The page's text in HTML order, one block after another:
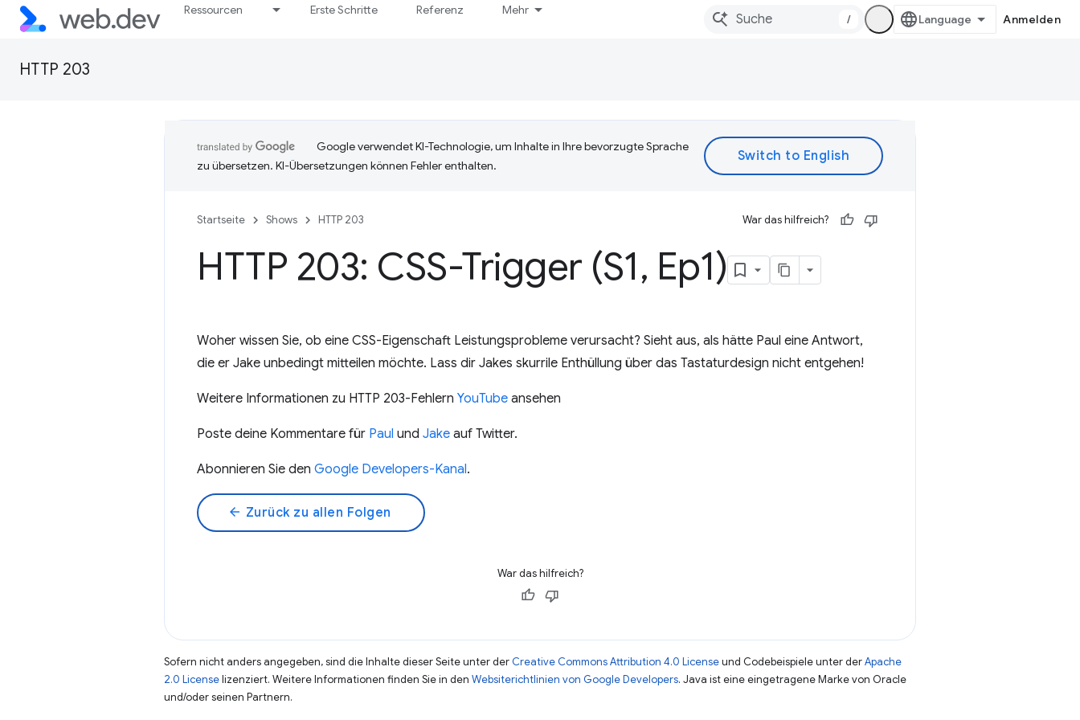
Ressourcen Erste Schritte Referenz Mehr
/ Anmelden
HTTP 203
Google verwendet KI-Technologie, um Inhalte in Ihre bevorzugte Sprache
zu übersetzen. KI-Übersetzungen können Fehler enthalten.
Startseite Shows HTTP 203 War das hilfreich?
HTTP 203: CSS-Trigger (S1, Ep1)
Woher wissen Sie, ob eine CSS-Eigenschaft Leistungsprobleme verursacht? Sieht aus, als hätte Paul eine Antwort,
die er Jake unbedingt mitteilen möchte. Lass dir Jakes skurrile Enthüllung über das Tastaturdesign nicht entgehen!
Weitere Informationen zu HTTP 203-Fehlern YouTube ansehen
Poste deine Kommentare für Paul und Jake auf Twitter.
Abonnieren Sie den Google Developers-Kanal.
arrow_back Zurück zu allen Folgen
War das hilfreich?
Sofern nicht anders angegeben, sind die Inhalte dieser Seite unter der Creative Commons Attribution 4.0 Licenseund Codebeispiele unter derApache
2.0 Licenselizenziert. Weitere Informationen finden Sie in den Websiterichtlinien von Google Developers. Java ist eine eingetragene Marke von Oracle
und/oder seinen Partnern.